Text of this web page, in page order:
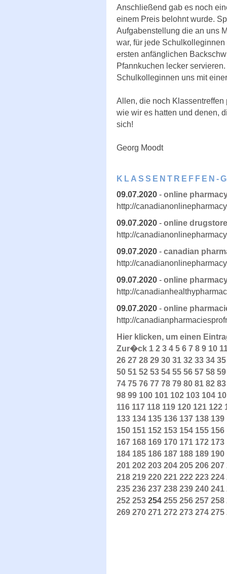
Anschließend gab es noch
einem Preis belohnt wurde.
Aufgabenstellung die an uns
war, für jede
ersten anfänglichen
Pfannkuchen lecker
Schulkolleginnen uns mit
Allen, die noch
wie wir es hatten und denen,
sich!
Georg Moodt
KLASSENTREFFEN-
09.07.2020 - online
http://
09.07.2020 - online drugstore
http://
09.07.2020 - canadian
http://
09.07.2020 - online
http://
09.07.2020 - online
http://
Hier klicken, um einen
Zur�ck 1 2 3 4 5 6 7 8 9 10
26 27 28 29 30 31 32 33 34 35
50 51 52 53 54 55 56 57 58 59
74 75 76 77 78 79 80 81 82 83
98 99 100 101 102 103 104
116 117 118 119 120 121 122
133 134 135 136 137 138 139
150 151 152 153 154 155 156
167 168 169 170 171 172 173
184 185 186 187 188 189 190
201 202 203 204 205 206 207
218 219 220 221 222 223 224
235 236 237 238 239 240 241
252 253 254 255 256 257 258
269 270 271 272 273 274 275